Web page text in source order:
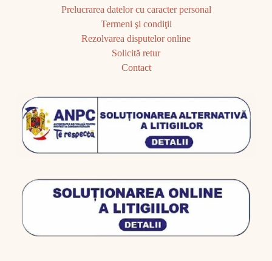
Prelucrarea datelor cu caracter personal
Termeni şi condiţii
Rezolvarea disputelor online
Solicită retur
Contact